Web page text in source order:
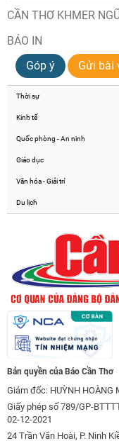
CẦN THƠ KHMER
BÁO IN
Góp ý
Gửi bài
Thời sự
Kinh tế
Quốc phòng - An ninh
Giáo dục
Văn hóa - Giải trí
Du lịch
Bản quyền của Báo Cần Thơ
Giám đốc: HUỲNH HOÀNG
Giấy phép số 789/GP-
02-12-2021
24 Trần Văn Hoài, P. Ninh